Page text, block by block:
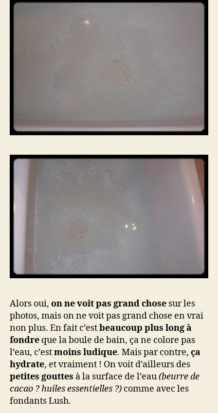
Alors oui, on ne voit pas grand chose sur les
photos, mais on ne voit pas grand chose en vrai
non plus. En fait c’estbeaucoup plus long à
fondre que la boule de bain, ça ne colore pas
l’eau, c’estmoins ludique. Mais par contre, ça
hydrate, et vraiment ! On voit d’ailleurs des
petites gouttes à la surface de l’eau(beurre de
cacao ? huiles essentielles ?) comme avec les
fondants Lush.